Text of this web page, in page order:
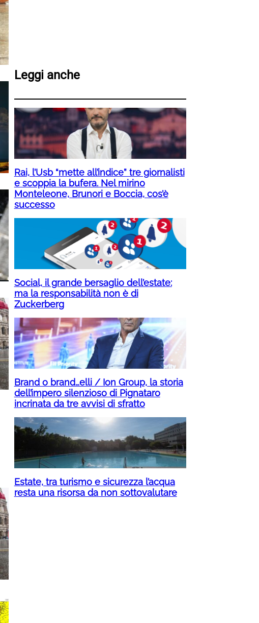
Leggi anche
Rai, l’Usb “mette all’indice” tre giornalisti
e scoppia la bufera. Nel mirino
Monteleone, Brunori e Boccia, cos’è
successo
Social, il grande bersaglio dell’estate:
ma la responsabilità non è di
Zuckerberg
Brand o brand…elli / Ion Group, la storia
dell’impero silenzioso di Pignataro
incrinata da tre avvisi di sfratto
Estate, tra turismo e sicurezza l’acqua
resta una risorsa da non sottovalutare